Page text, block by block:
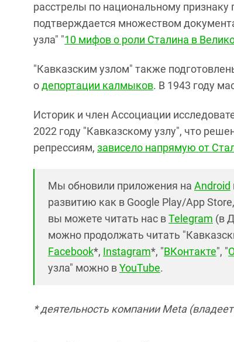
расстрелы по национальному
подтверждается множеством
узла" "10 мифов о роли Сталина в
"Кавказским узлом" также
одепортации калмыков. В 1943 году
Историк и член Ассоциации
2022 году "Кавказскому узлу", что
репрессиям, зависело напрямую от
Мы обновили приложения на Android
развитию как в Google Play/App
вы можете читать нас вTelegram (в
можно продолжать читать
Facebook*, Instagram*, "ВКонтакте", "
узла" можно вYouTube.
* деятельность компании Meta